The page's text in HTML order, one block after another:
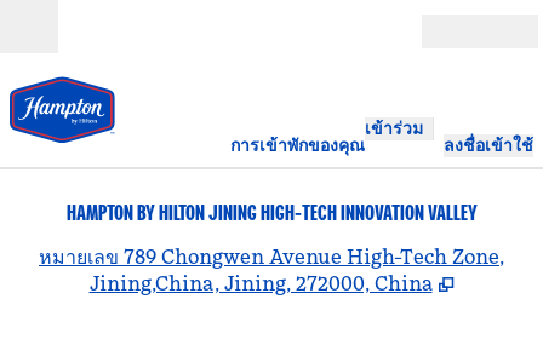
การเข้าพักของคุณ
เข้าร่วม
ลงชื่อเข้าใช้
HAMPTON BY HILTON JINING HIGH-TECH INNOVATION VALLEY
หมายเลข 789 Chongwen Avenue High-Tech Zone,
Jining,China, Jining, 272000, China